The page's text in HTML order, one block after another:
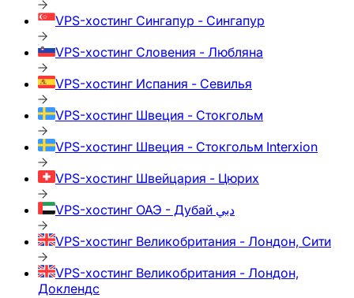
VPS-хостинг Сингапур - Сингапур
VPS-хостинг Словения - Любляна
VPS-хостинг Испания - Севилья
VPS-хостинг Швеция - Стокгольм
VPS-хостинг Швеция - Стокгольм Interxion
VPS-хостинг Швейцария - Цюрих
VPS-хостинг
ОАЭ - Дубай دبي
VPS-хостинг Великобритания - Лондон, Сити
VPS-хостинг Великобритания - Лондон,
Доклендс